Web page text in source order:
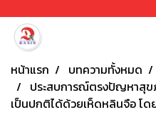
หน้าแรก บทความทั้งหมด
ประสบการณ์ตรงปัญหาสุข
เป็นปกติได้ด้วยเห็ดหลินจือ โด